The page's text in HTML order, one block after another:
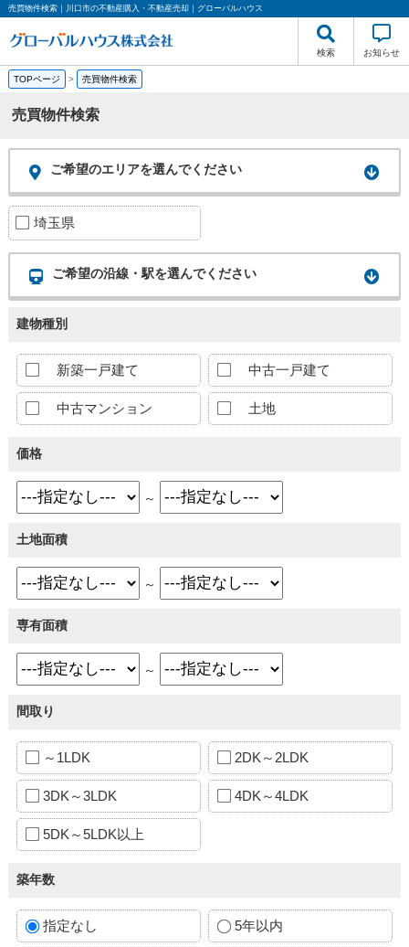
売買物件検索｜川口市の不動産購入・不動産売却｜グローバルハウス
検索 お知らせ
TOPページ > 売買物件検索
売買物件検索
ご希望のエリアを選んでください
埼玉県
ご希望の沿線・駅を選んでください
建物種別
新築一戸建て 中古一戸建て
中古マンション 土地
価格
～
土地面積
～
専有面積
～
間取り
～1LDK 2DK～2LDK
3DK～3LDK 4DK～4LDK
5DK～5LDK以上
築年数
指定なし 5年以内